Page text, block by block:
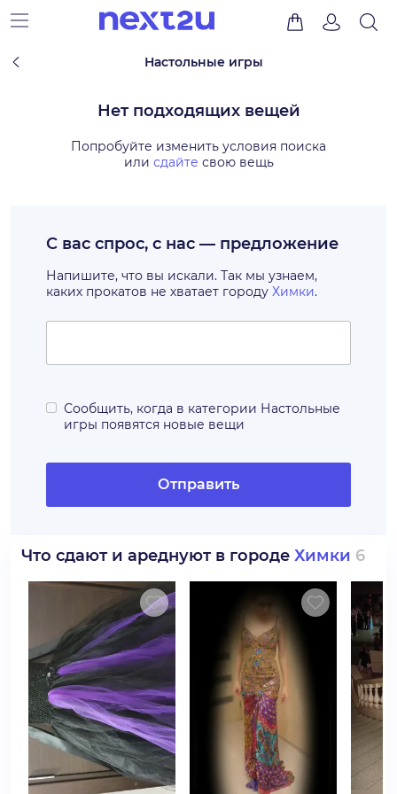
Настольные игры
Нет подходящих вещей
Попробуйте изменить условия поиска
или сдайте свою вещь
С вас спрос, с нас — предложение
Напишите, что вы искали. Так мы узнаем,
каких прокатов не хватает городу Химки.
Сообщить, когда в категории Настольные
игры появятся новые вещи
Отправить
Что сдают и ареднуют в городе Химки 6